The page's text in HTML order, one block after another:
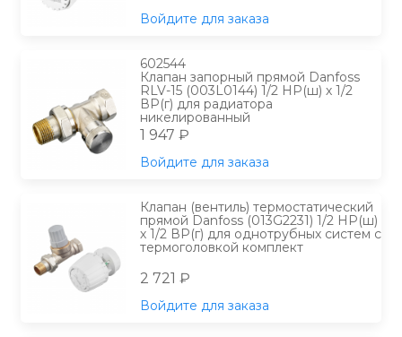
Войдите для заказа
602544
Клапан запорный прямой Danfoss
RLV-15 (003L0144) 1/2 НР(ш) х 1/2
ВР(г) для радиатора
никелированный
1 947 ₽
Войдите для заказа
Клапан (вентиль) термостатический
прямой Danfoss (013G2231) 1/2 НР(ш)
х 1/2 ВР(г) для однотрубных систем с
термоголовкой комплект
2 721 ₽
Войдите для заказа